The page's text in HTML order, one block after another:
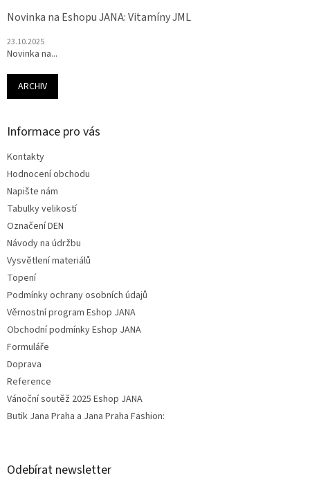
Novinka na Eshopu JANA: Vitamíny JML
23.10.2025
Novinka na...
ARCHIV
Informace pro vás
Kontakty
Hodnocení obchodu
Napište nám
Tabulky velikostí
Označení DEN
Návody na údržbu
Vysvětlení materiálů
Topení
Podmínky ochrany osobních údajů
Věrnostní program Eshop JANA
Obchodní podmínky Eshop JANA
Formuláře
Doprava
Reference
Vánoční soutěž 2025 Eshop JANA
Butik Jana Praha a Jana Praha Fashion:
Odebírat newsletter